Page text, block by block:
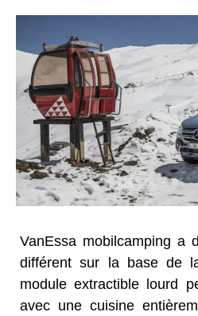
VanEssa mobilcamping a
différent sur la base de
module extractible lourd
avec une cuisine